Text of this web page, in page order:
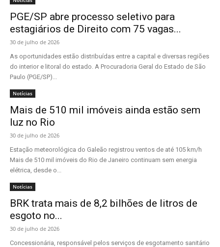
PGE/SP abre processo seletivo para
estagiários de Direito com 75 vagas...
30 de julho de 2026
As oportunidades estão distribuídas entre a capital e diversas regiões
do interior e litoral do estado. A Procuradoria Geral do Estado de São
Paulo (PGE/SP)...
Notícias
Mais de 510 mil imóveis ainda estão sem
luz no Rio
30 de julho de 2026
Estação meteorológica do Galeão registrou ventos de até 105 km/h
Mais de 510 mil imóveis do Rio de Janeiro continuam sem energia
elétrica, desde o...
Notícias
BRK trata mais de 8,2 bilhões de litros de
esgoto no...
30 de julho de 2026
Concessionária, responsável pelos serviços de esgotamento sanitário